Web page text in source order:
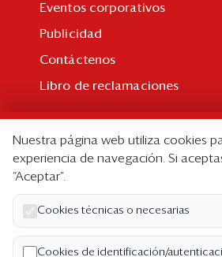
Eventos corporativos
Publicidad
Contáctenos
Libro de reclamaciones
Suscripción individual
Paquetes corporativos
Edición Impresa
Nosotros
Nuestra página web utiliza cookies
experiencia de navegación. Si
“Aceptar”.
Cookies técnicas o necesarias
Cookies de identificación/